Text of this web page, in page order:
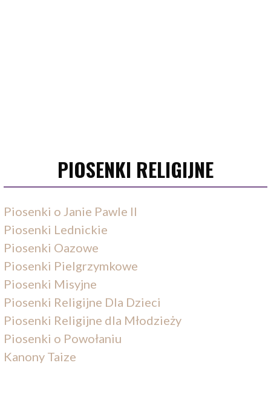
PIOSENKI RELIGIJNE
Piosenki o Janie Pawle II
Piosenki Lednickie
Piosenki Oazowe
Piosenki Pielgrzymkowe
Piosenki Misyjne
Piosenki Religijne Dla Dzieci
Piosenki Religijne dla Młodzieży
Piosenki o Powołaniu
Kanony Taize